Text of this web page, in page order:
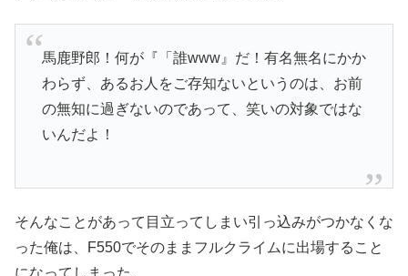
馬鹿野郎！何が『「誰www』だ！有名無名にかか
わらず、あるお人をご存知ないというのは、お前
の無知に過ぎないのであって、笑いの対象ではな
いんだよ！
そんなことがあって目立ってしまい引っ込みがつかなくな
った俺は、F550でそのままフルクライムに出場すること
になってしまった。